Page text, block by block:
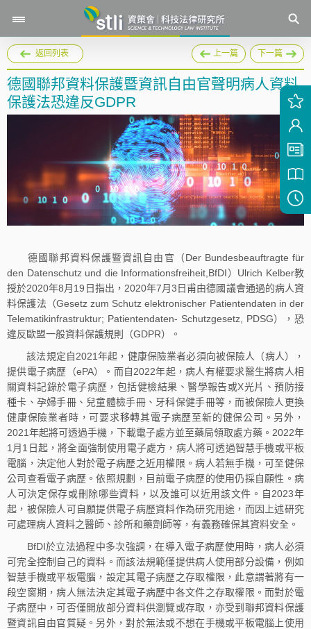
返回列表 上一篇 下一篇
德國聯邦資料保護暨資訊自由官聲明病人資料
保護法恐違反GDPR
德國聯邦資料保護暨資訊自由官（Der Bundesbeauftragte für
den Datenschutz und die Informationsfreiheit,BfDI）Ulrich Kelber教
授於2020年8月19日指出，2020年7月3日甫由德國議會通過的病人資
料保護法（Gesetz zum Schutz elektronischer Patientendaten in der
Telematikinfrastruktur; Patientendaten- Schutzgesetz, PDSG），恐
違反歐盟一般資料保護規則（GDPR）。
該法規定自2021年起，健康保險業者必須向被保險人（病人），
提供電子病歷（ePA）。而自2022年起，病人有權要求醫生將病人相
關資料記錄於電子病歷，包括健檢結果、醫學報告或X光片、預防接
種卡、孕婦手冊、兒童體檢手冊、牙科保健手冊等，而被保險人更換
健康保險業者時，可要求移轉其電子病歷至新的健保公司。另外，
2021年起將可透過手機，下載電子處方並至藥局領取處方藥。2022年
1月1日起，將全面強制使用電子處方，病人將可透過智慧手機或平板
電腦，決定他人對於電子病歷之近用權限。病人若無手機，可至健保
公司查看電子病歷。依照規劃，目前電子病歷的使用仍採自願性。病
人可決定保存或刪除哪些資料，以及誰可以近用該文件。自2023年
起，被保險人可自願提供電子病歷資料作為研究用途，而因上述研究
可處理病人資料之醫師、診所和藥劑師等，有義務確保其資料安全。
BfDI於立法過程中多次強調，在導入電子病歷使用時，病人必須
可完全控制自己的資料。而該法規範僅提供病人使用部分設備，例如
智慧手機或平板電腦，設定其電子病歷之存取權限，此意謂著將有一
段空窗期，病人無法決定其電子病歷中各文件之存取權限。而對於電
子病歷中，可否僅開放部分資料供瀏覽或存取，亦受到聯邦資料保護
暨資訊自由官質疑。另外，對於無法或不想在手機或平板電腦上使用